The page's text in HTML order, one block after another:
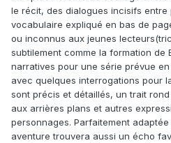
le récit, des dialogues incisifs
vocabulaire expliqué en bas de
ou inconnus aux jeunes
subtilement comme la formation de
narratives pour une série prévue
avec quelques interrogations pour
sont précis et détaillés, un trait
aux arrières plans et autres
personnages. Parfaitement
aventure trouvera aussi un écho